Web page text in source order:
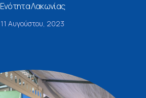
Ενότητα Λακωνίας
11 Αυγούστου, 2023